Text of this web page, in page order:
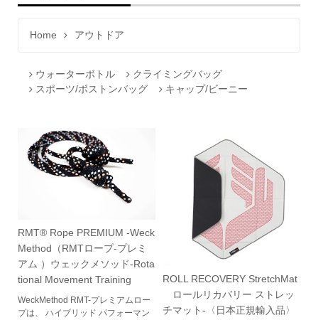
Home アウトドア
ウォーターボトル
クライミングバッグ
スポーツ/ボストンバッグ
キャップ/ビーニー
RMT® Rope PREMIUM -Weck
Method（RMTロープ-プレミ
アム ）ウェックメソッド-Rota
tional Movement Training
WeckMethod RMT-プレミアムロー
プは、 ハイブリッド パフォーマン
ROLL RECOVERY StretchMat
ロールリカバリー ストレッ
チマット-〈日本正規輸入品〉